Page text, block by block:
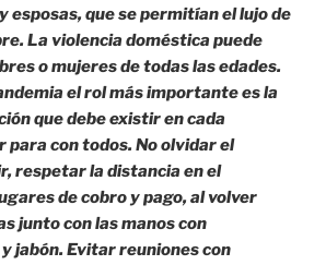
esposas, que se permitían el lujo de
La violencia doméstica puede
o mujeres de todas las edades.
el rol más importante es la
que debe existir en cada
con todos. No olvidar el
respetar la distancia en el
de cobro y pago, al volver
junto con las manos con
jabón. Evitar reuniones con